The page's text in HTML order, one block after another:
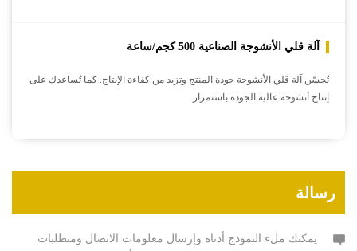
آلة قلي الأنشوجة الصناعية 500 كجم/ساعة
تُحسّن آلة قلي الأنشوجة جودة المنتج وتزيد من كفاءة الإنتاج. كما تُساعدك على
إنتاج أنشوجة عالية الجودة باستمرار.
رسالة
يمكنك ملء النموذج أدناه وإرسال معلومات الاتصال ومتطلبات